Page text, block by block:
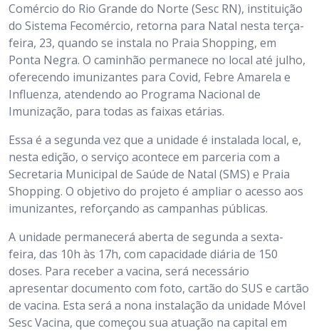
Comércio do Rio Grande do Norte (Sesc RN), instituição
do Sistema Fecomércio, retorna para Natal nesta terça-
feira, 23, quando se instala no Praia Shopping, em
Ponta Negra. O caminhão permanece no local até julho,
oferecendo imunizantes para Covid, Febre Amarela e
Influenza, atendendo ao Programa Nacional de
Imunização, para todas as faixas etárias.
Essa é a segunda vez que a unidade é instalada local, e,
nesta edição, o serviço acontece em parceria com a
Secretaria Municipal de Saúde de Natal (SMS) e Praia
Shopping. O objetivo do projeto é ampliar o acesso aos
imunizantes, reforçando as campanhas públicas.
A unidade permanecerá aberta de segunda a sexta-
feira, das 10h às 17h, com capacidade diária de 150
doses. Para receber a vacina, será necessário
apresentar documento com foto, cartão do SUS e cartão
de vacina. Esta será a nona instalação da unidade Móvel
Sesc Vacina, que começou sua atuação na capital em